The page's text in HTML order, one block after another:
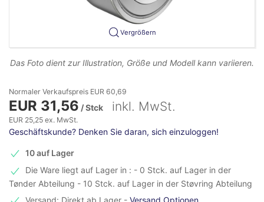
Vergrößern
Das Foto dient zur Illustration, Größe und Modell kann variieren.
Normaler Verkaufspreis EUR 60,69
EUR 31,56 / Stck inkl. MwSt.
EUR 25,25 ex. MwSt.
Geschäftskunde? Denken Sie daran, sich einzuloggen!
10 auf Lager
Die Ware liegt auf Lager in : - 0 Stck. auf Lager in der
Tønder Abteilung - 10 Stck. auf Lager in der Støvring Abteilung